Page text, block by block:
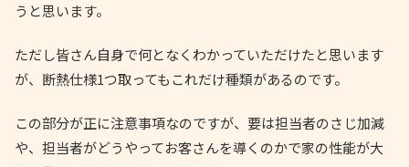
うと思います。
ただし皆さん自身で何となくわかっていただけたと思います
が、断熱仕様1つ取ってもこれだけ種類があるのです。
この部分が正に注意事項なのですが、要は担当者のさじ加減
や、担当者がどうやってお客さんを導くのかで家の性能が大